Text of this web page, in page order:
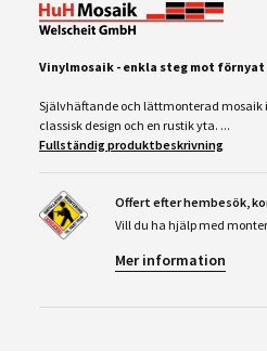
Vinylmosaik - enkla steg mot förnyat
Självhäftande och lättmonterad mosaik
classisk design och en rustik yta. ...
Fullständig produktbeskrivning
Offert efter hembesök,
Vill du ha hjälp med
Mer information